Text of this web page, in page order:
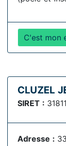
C'est mon
CLUZEL
SIRET :
Adresse :